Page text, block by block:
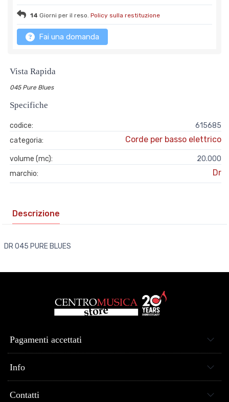
14 Giorni per il reso. Policy sulla restituzione
Fai una domanda
Vista Rapida
045 Pure Blues
Specifiche
codice:
615685
categoria:
Corde per basso elettrico
volume (mc):
20.000
marchio:
Dr
Descrizione
DR 045 PURE BLUES
Pagamenti accettati
Info
Contatti